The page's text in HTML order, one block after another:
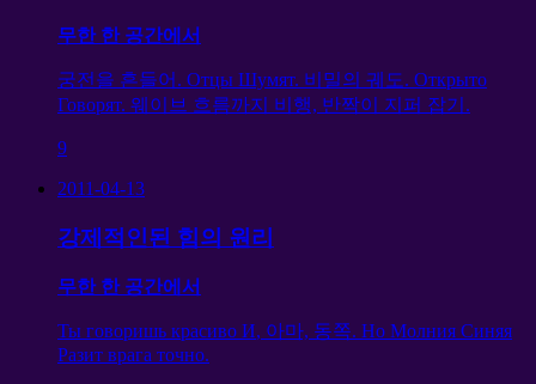
무한 한 공간에서
궁전을 흔들어. Отцы Шумят. 비밀의 궤도. Открыто
Говорят. 웨이브 흐름까지 비행, 반짝이 지퍼 잡기.
9
2011-04-13
강제적인된 힘의 원리
무한 한 공간에서
Ты говоришь красиво И, 아마, 동쪽. Но Молния Синяя
Разит врага точно.